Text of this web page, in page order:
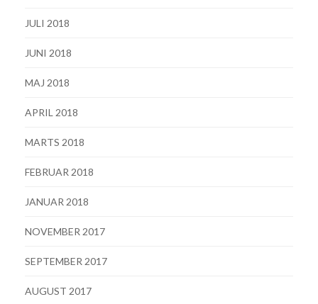
JULI 2018
JUNI 2018
MAJ 2018
APRIL 2018
MARTS 2018
FEBRUAR 2018
JANUAR 2018
NOVEMBER 2017
SEPTEMBER 2017
AUGUST 2017